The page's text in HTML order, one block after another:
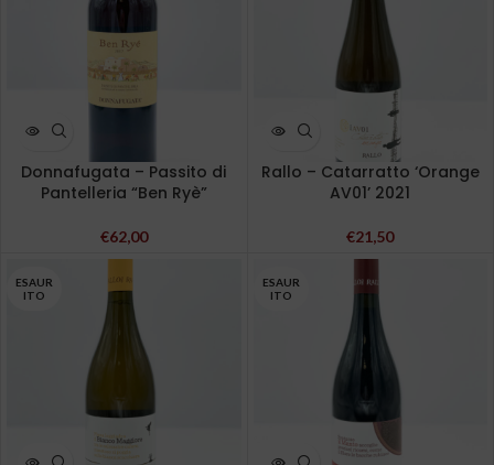
Donnafugata – Passito di
Pantelleria “Ben Ryè”
€62,00
Rallo – Catarratto ‘Orange
AV01’ 2021
€21,50
ESAUR
ITO
ESAUR
ITO